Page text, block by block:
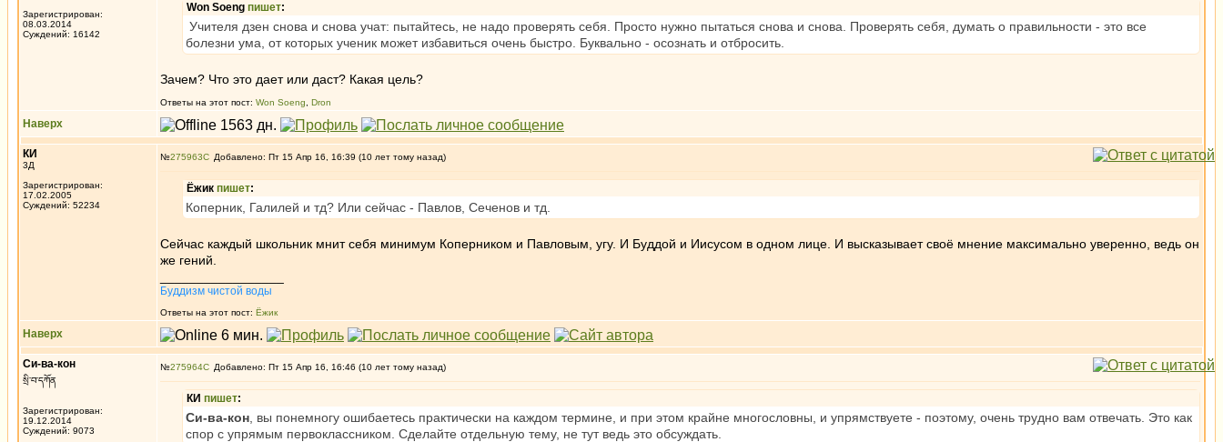
Зарегистрирован:
08.03.2014
Суждений: 16142
Won Soeng пишет:
Учителя дзен снова и снова учат: пытайтесь, не надо проверять себя. Просто нужно пытаться снова и снова. Проверять себя, думать о правильности - это все
болезни ума, от которых ученик может избавиться очень быстро. Буквально - осознать и отбросить.
Зачем? Что это дает или даст? Какая цель?
Ответы на этот пост: Won Soeng Dron
Наверх
КИ
3Д
Зарегистрирован:
17.02.2005
Суждений: 52234
№275963 Добавлено: Пт 15 Апр 16, 16:39 (10 лет тому назад)
Ёжик пишет:
Коперник, Галилей и тд? Или сейчас - Павлов, Сеченов и тд.
Сейчас каждый школьник мнит себя минимум Коперником и Павловым, угу. И Буддой и Иисусом в одном лице. И высказывает своё мнение максимально уверенно, ведь он
же гений.
Буддизм чистой воды
Ответы на этот пост: Ёжик
Наверх
Си-ва-кон
སྲི་བ་དཀོན
Зарегистрирован:
19.12.2014
Суждений: 9073
№275964 Добавлено: Пт 15 Апр 16, 16:46 (10 лет тому назад)
КИ пишет:
Си-ва-кон , вы понемногу ошибаетесь практически на каждом термине, и при этом крайне многословны, и упрямствуете - поэтому, очень трудно вам отвечать. Это как
спор с упрямым первоклассником. Сделайте отдельную тему, не тут ведь это обсуждать.